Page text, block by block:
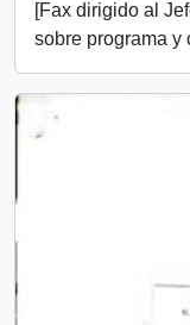
[Fax dirigido al
sobre programa y